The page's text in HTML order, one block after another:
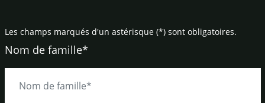
Les champs marqués d'un astérisque (*) sont obligatoires.
Nom de famille*